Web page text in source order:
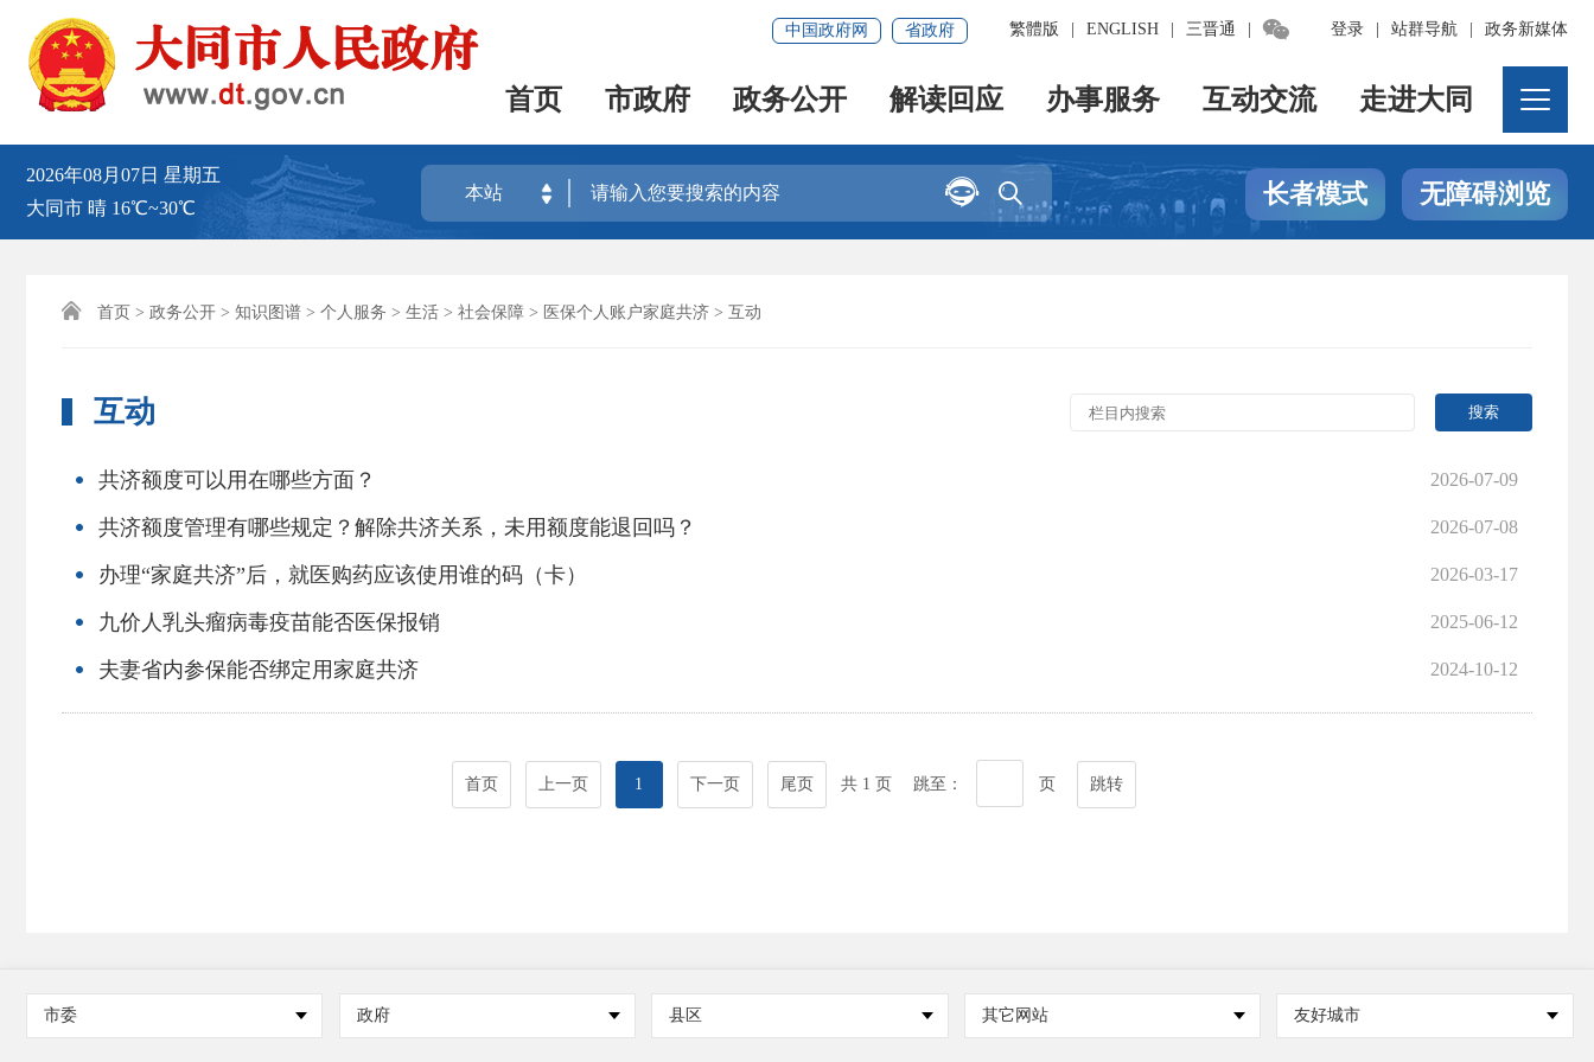
登录 站群导航 政务新媒体
繁體版 ENGLISH 三晋通 
中国政府网 省政府
首页 市政府 政务公开 解读回应 办事服务 互动交流 走进大同
2026年08月07日 星期五
大同市 晴 16℃~30℃
本站 
 长者模式 无障碍浏览
 首页 > 政务公开 > 知识图谱 > 个人服务 > 生活 > 社会保障 > 医保个人账户家庭共济 > 互动
互动
共济额度可以用在哪些方面？ 2026-07-09
共济额度管理有哪些规定？解除共济关系，未用额度能退回吗？ 2026-07-08
办理“家庭共济”后，就医购药应该使用谁的码（卡） 2026-03-17
九价人乳头瘤病毒疫苗能否医保报销 2025-06-12
夫妻省内参保能否绑定用家庭共济 2024-10-12
首页 上一页 1 下一页 尾页 共 1 页 跳至： 页 跳转
市委 政府 县区 其它网站 友好城市